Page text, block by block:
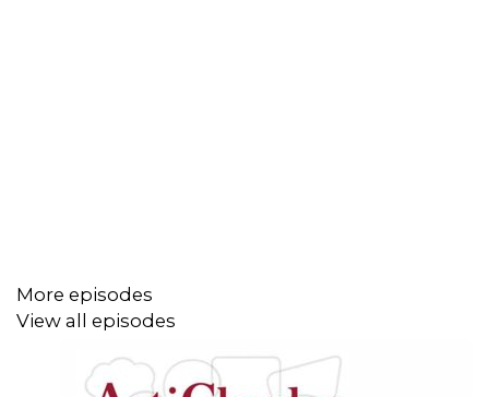
More episodes
View all episodes